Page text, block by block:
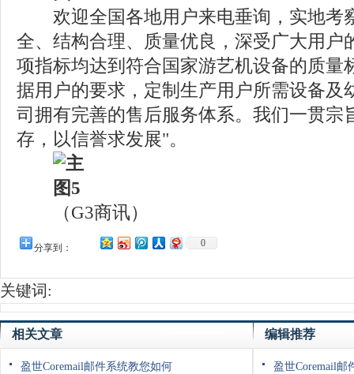
欢迎全国各地用户来电垂询，实地考
全、结构合理、质量优良，深受广大用户
项指标均达到符合国家游艺机设备的质量
据用户的要求，定制生产用户所需设备及
司拥有完善的售后服务体系。我们一贯宗
存，以信誉求发展"。
（G3商讯）
分享到： 0
关键词:
相关文章
盈世Coremail邮件系统教您如何
编辑推荐
盈世Coremail邮